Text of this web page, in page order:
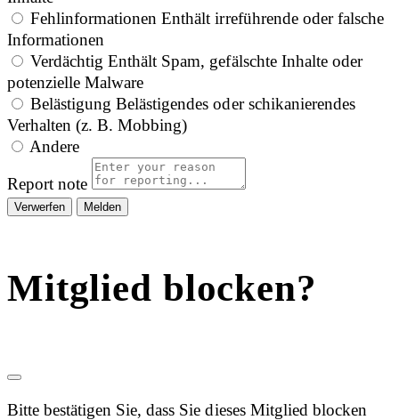
Fehlinformationen Enthält irreführende oder falsche
Informationen
Verdächtig Enthält Spam, gefälschte Inhalte oder
potenzielle Malware
Belästigung Belästigendes oder schikanierendes
Verhalten (z. B. Mobbing)
Andere
Report note
Melden
Mitglied blocken?
Bitte bestätigen Sie, dass Sie dieses Mitglied blocken